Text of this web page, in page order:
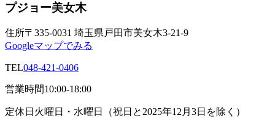
プジョー美女木
住所〒335-0031 埼玉県戸田市美女木3-21-9
Googleマップでみる
TEL048-421-0406
営業時間10:00-18:00
定休日 火曜日・水曜日（祝日と2025年12月3日を除く）